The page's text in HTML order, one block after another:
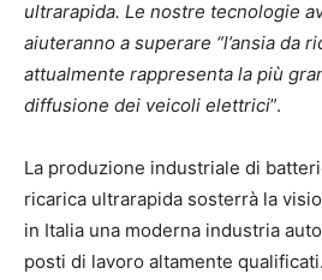
ultrarapida. Le nostre tecnologie
aiuteranno a superare “l’ansia da
attualmente rappresenta la più
diffusione dei veicoli elettrici”.
La produzione industriale di
ricarica ultrarapida sosterrà la
in Italia una moderna industria
posti di lavoro altamente